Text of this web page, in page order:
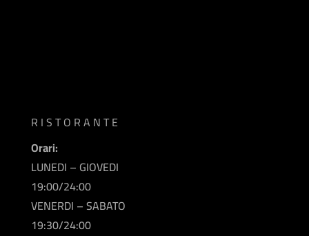
RISTORANTE
Orari:
LUNEDI – GIOVEDI
19:00/24:00
VENERDI – SABATO
19:30/24:00